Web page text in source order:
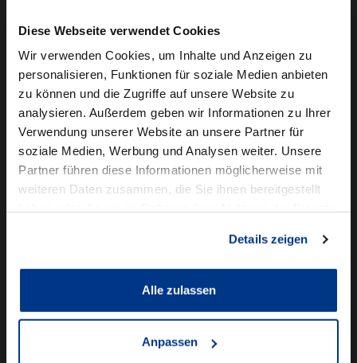
Diese Webseite verwendet Cookies
Wir verwenden Cookies, um Inhalte und Anzeigen zu
personalisieren, Funktionen für soziale Medien anbieten
zu können und die Zugriffe auf unsere Website zu
analysieren. Außerdem geben wir Informationen zu Ihrer
Verwendung unserer Website an unsere Partner für
soziale Medien, Werbung und Analysen weiter. Unsere
Partner führen diese Informationen möglicherweise mit
weiteren Daten zusammen, die Sie ihnen bereitgestellt
Details zeigen
Alle zulassen
Anpassen
Online-Terminbuchung
Für Geschäftskunden
Audi Business
BMW Geschäftskunden
Volkswagen Professional Class
Autowelt Schmidt
News & Events
Ausbildung